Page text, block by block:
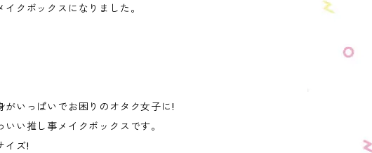
クボックスになりました。
いっぱいでお困りのオタク女子に!
い推し事メイクボックスです。
イズ!